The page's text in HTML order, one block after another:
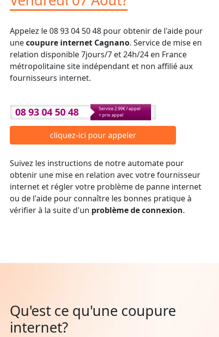
Appelez le 08 93 04 50 48 pour obtenir de l'aide pour
unecoupure internet Cagnano. Service de mise en
relation disponible 7jours/7 et 24h/24 en France
métropolitaine site indépendant et non affilié aux
fournisseurs internet.
08 93 04 50 48
Service 2.99€ / appel
+ prix appel
cliquez-ici pour appeler
Suivez les instructions de notre automate pour
obtenir une mise en relation avec votre fournisseur
internet et régler votre problème de panne internet
ou de l'aide pour connaître les bonnes pratique à
vérifier à la suite d'un problème de connexion.
Qu'est ce qu'une coupure
internet?